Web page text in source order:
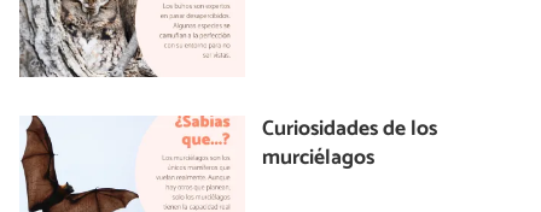
Curiosidades de los
murciélagos